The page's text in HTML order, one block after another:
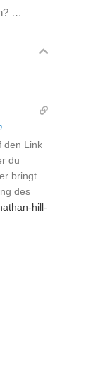
…
den Link
du
bringt
des
hill-